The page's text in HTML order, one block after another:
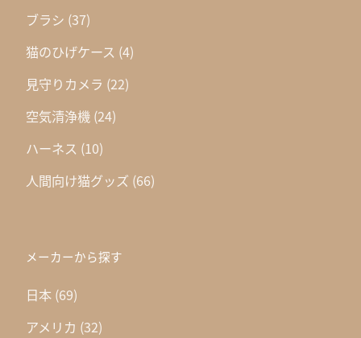
ブラシ (37)
猫のひげケース (4)
見守りカメラ (22)
空気清浄機 (24)
ハーネス (10)
人間向け猫グッズ (66)
メーカーから探す
日本 (69)
アメリカ (32)